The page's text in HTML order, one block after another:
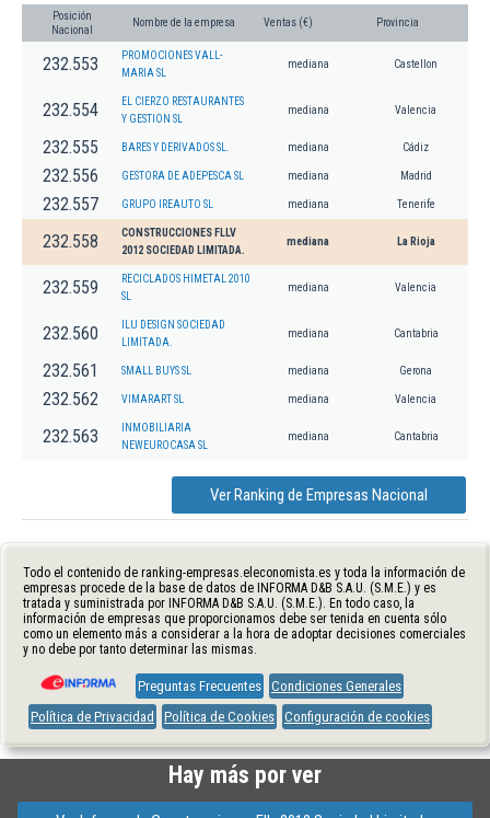
Posición
Nacional
Nombre de la empresa Ventas (€) Provincia
232.553
PROMOCIONES VALL-
MARIA SL
mediana Castellon
232.554
EL CIERZO RESTAURANTES
Y GESTION SL
mediana Valencia
232.555 BARES Y DERIVADOS SL. mediana Cádiz
232.556 GESTORA DE ADEPESCA SL mediana Madrid
232.557 GRUPO IREAUTO SL mediana Tenerife
232.558
CONSTRUCCIONES FLLV
2012 SOCIEDAD LIMITADA.
mediana La Rioja
232.559
RECICLADOS HIMETAL 2010
SL
mediana Valencia
232.560
ILU DESIGN SOCIEDAD
LIMITADA.
mediana Cantabria
232.561 SMALL BUYS SL mediana Gerona
232.562 VIMARART SL mediana Valencia
232.563
INMOBILIARIA
NEWEUROCASA SL
mediana Cantabria
Ver Ranking de Empresas Nacional
Todo el contenido de ranking-empresas.eleconomista.es y toda la información de
empresas procede de la base de datos de INFORMA D&B S.A.U. (S.M.E.) y es
tratada y suministrada por INFORMA D&B S.A.U. (S.M.E.). En todo caso, la
información de empresas que proporcionamos debe ser tenida en cuenta sólo
como un elemento más a considerar a la hora de adoptar decisiones comerciales
y no debe por tanto determinar las mismas.
Preguntas Frecuentes Condiciones Generales
Política de Privacidad
Política de Cookies Configuración de cookies
Hay más por ver